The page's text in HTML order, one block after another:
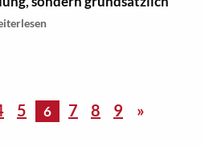
5 6 7 8 9 »